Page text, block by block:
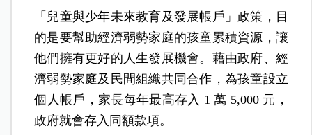
「兒童與少年未來教育及發展帳戶」政策，目
的是要幫助經濟弱勢家庭的孩童累積資源，讓
他們擁有更好的人生發展機會。藉由政府、經
濟弱勢家庭及民間組織共同合作，為孩童設立
個人帳戶，家長每年最高存入 1 萬 5,000 元，
政府就會存入同額款項。